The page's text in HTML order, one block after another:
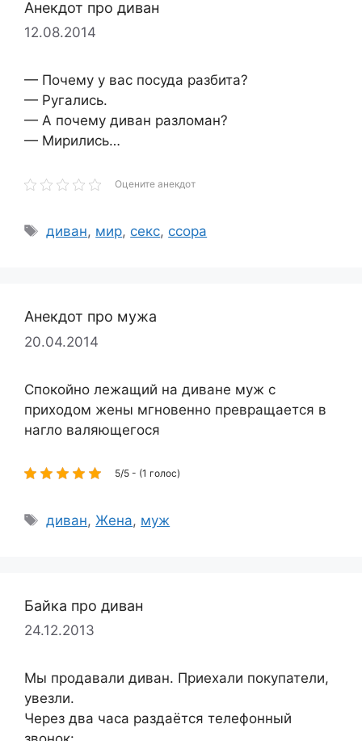
Анекдот про диван
12.08.2014
— Почему у вас посуда разбита?
— Ругались.
— А почему диван разломан?
— Мирились…
Оцените анекдот
Метки
диван, мир, секс, ссора
Анекдот про мужа
20.04.2014
Спокойно лежащий на диване муж с
приходом жены мгновенно превращается в
нагло валяющегося
5/5 - (1 голос)
Метки
диван, Жена, муж
Байка про диван
24.12.2013
Мы продавали диван. Приехали покупатели,
увезли.
Через два часа раздаётся телефонный